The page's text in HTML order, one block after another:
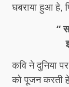
घबराया हुआ हे,
“
कवि ने दुनिया
को पूजन करती